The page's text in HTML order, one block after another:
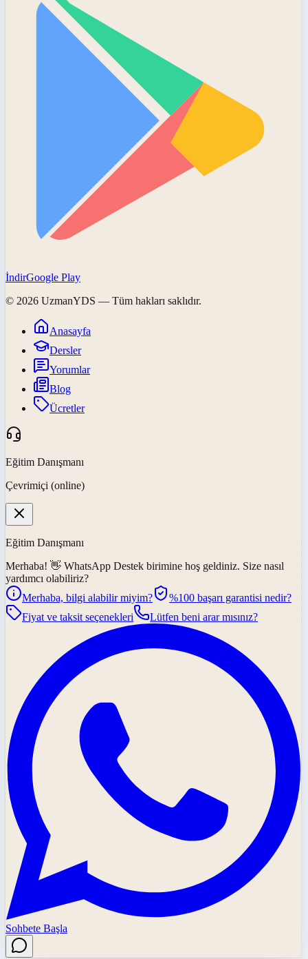
İndirGoogle Play
© 2026 UzmanYDS — Tüm hakları saklıdır.
Anasayfa
Dersler
Yorumlar
Blog
Ücretler
Eğitim Danışmanı
Çevrimiçi (online)
Eğitim Danışmanı
Merhaba! 👋 WhatsApp Destek birimine hoş geldiniz. Size nasıl
yardımcı olabiliriz?
Merhaba, bilgi alabilir miyim?
%100 başarı garantisi nedir?
Fiyat ve taksit seçenekleri
Lütfen beni arar mısınız?
Sohbete Başla